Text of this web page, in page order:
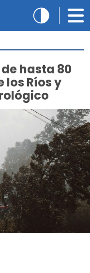
hasta 80
los Ríos y